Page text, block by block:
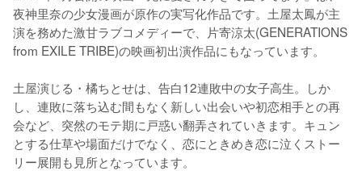
夜神里奈の少女漫画が原作の実写化作品です。土屋太鳳が主
演を務めた激甘ラブコメディーで、片寄涼太(GENERATIONS
from EXILE TRIBE)の映画初出演作品にもなっています。
土屋演じる・橘ちとせは、告白12連敗中の女子高生。しか
し、連敗に落ち込む間もなく新しい出会いや初恋相手との再
会など、突然のモテ期に戸惑い翻弄されていきます。キュン
とする仕草や場面だけでなく、恋にときめき恋に泣くストー
リー展開も見所となっています。